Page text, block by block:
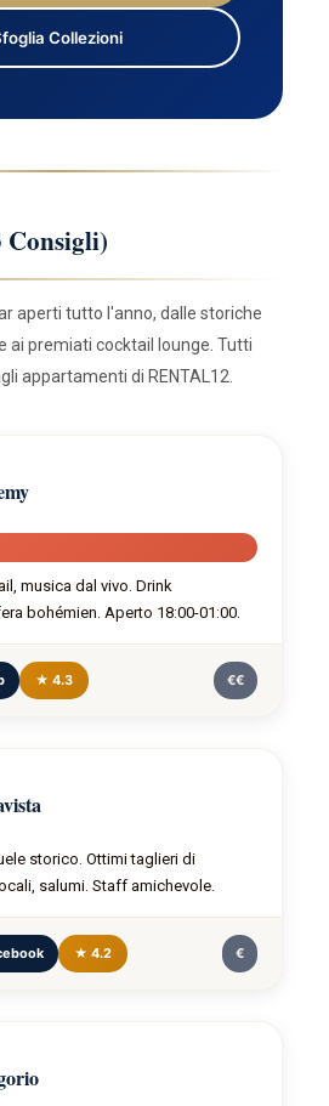
Collezioni
Consigli)
aperti tutto l'anno, dalle storiche
premiati cocktail lounge. Tutti
appartamenti di RENTAL12.
musica dal vivo. Drink
bohémien. Aperto 18:00-01:00.
★ 4.3 €€
storico. Ottimi taglieri di
salumi. Staff amichevole.
★ 4.2 €